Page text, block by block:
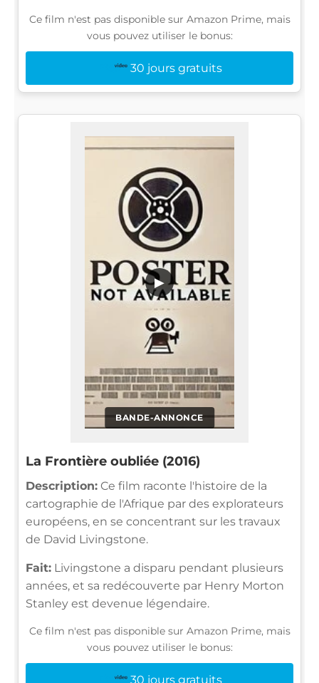
Ce film n'est pas disponible sur Amazon Prime, mais
vous pouvez utiliser le bonus:
30 jours gratuits
BANDE-ANNONCE
▶
La Frontière oubliée (2016)
Description: Ce film raconte l'histoire de la
cartographie de l'Afrique par des explorateurs
européens, en se concentrant sur les travaux
de David Livingstone.
Fait: Livingstone a disparu pendant plusieurs
années, et sa redécouverte par Henry Morton
Stanley est devenue légendaire.
Ce film n'est pas disponible sur Amazon Prime, mais
vous pouvez utiliser le bonus:
30 jours gratuits